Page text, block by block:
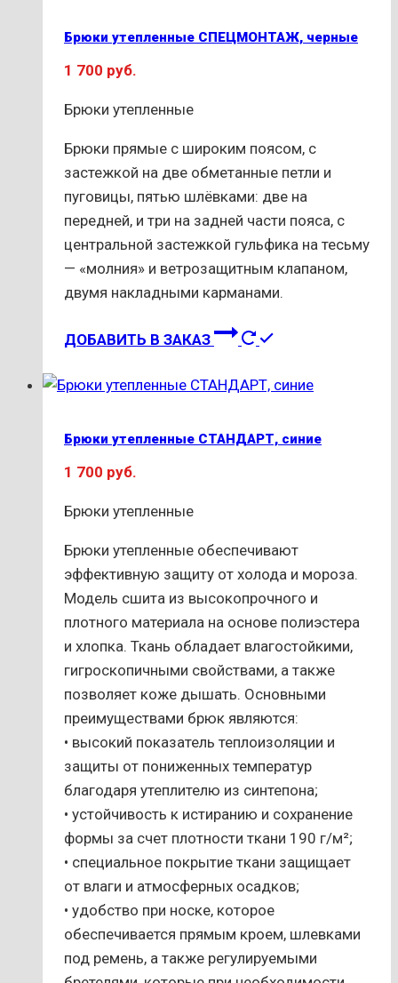
Опции
странице
товара.
Брюки утепленные СПЕЦМОНТАЖ, черные
1 700 руб.
Брюки утепленные
Брюки прямые с широким поясом, с
застежкой на две обметанные петли и
пуговицы, пятью шлёвками: две на
передней, и три на задней части пояса, с
центральной застежкой гульфика на тесьму
— «молния» и ветрозащитным клапаном,
двумя накладными карманами.
ДОБАВИТЬ В ЗАКАЗ
Этот
имеет
Опции
странице
товара.
Брюки утепленные СТАНДАРТ, синие
1 700 руб.
Брюки утепленные
Брюки утепленные обеспечивают
эффективную защиту от холода и мороза.
Модель сшита из высокопрочного и
плотного материала на основе полиэстера
и хлопка. Ткань обладает влагостойкими,
гигроскопичными свойствами, а также
позволяет коже дышать. Основными
преимуществами брюк являются:
• высокий показатель теплоизоляции и
защиты от пониженных температур
благодаря утеплителю из синтепона;
• устойчивость к истиранию и сохранение
формы за счет плотности ткани 190 г/м²;
• специальное покрытие ткани защищает
от влаги и атмосферных осадков;
• удобство при носке, которое
обеспечивается прямым кроем, шлевками
под ремень, а также регулируемыми